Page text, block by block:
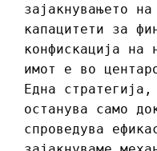
зајакнувањето
капацитети за
конфискација на
имот е во
Една
останува само
спроведува